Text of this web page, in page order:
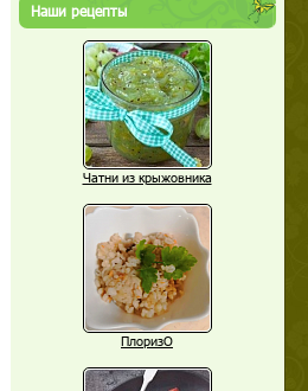
Наши рецепты
Чатни из крыжовника
ПлоризО